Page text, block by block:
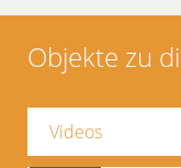
Objekte zu
Videos